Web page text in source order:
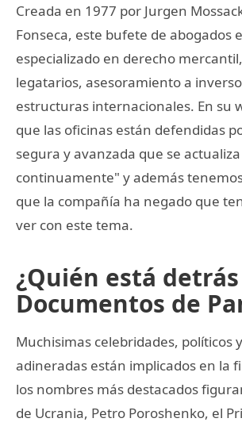
Creada en 1977 por Jurgen
Fonseca, este bufete de abogados
especializado en derecho
legatarios, asesoramiento a
estructuras internacionales. En su
que las oficinas están defendidas
segura y avanzada que se actualiza
continuamente" y además
que la compañía ha negado que
ver con este tema.
¿Quién está
Documentos de
Muchisimas celebridades, políticos
adineradas están implicados en la
los nombres más destacados
de Ucrania, Petro Poroshenko, el